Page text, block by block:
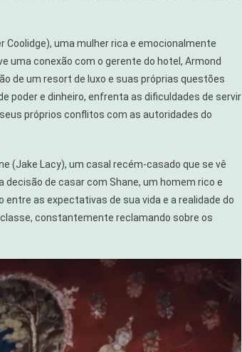
uma mulher rica e emocionalmente
uma conexão com o gerente do hotel, Armond
de um resort de luxo e suas próprias questões
poder e dinheiro, enfrenta as dificuldades de servir
próprios conflitos com as autoridades do
(Jake Lacy), um casal recém-casado que se vê
de casar com Shane, um homem rico e
as expectativas de sua vida e a realidade do
constantemente reclamando sobre os